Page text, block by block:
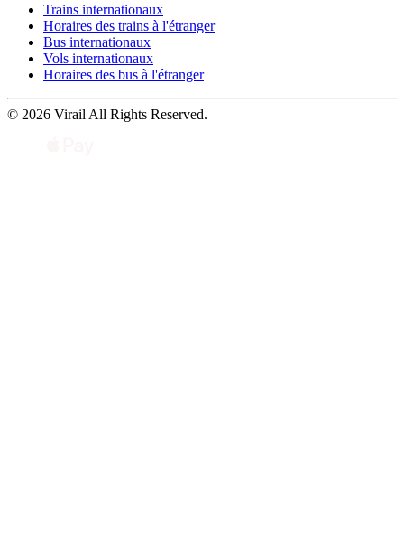
Trains internationaux
Horaires des trains à l'étranger
Bus internationaux
Vols internationaux
Horaires des bus à l'étranger
© 2026 Virail All Rights Reserved.